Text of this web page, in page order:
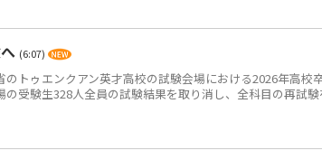
(6:07)
トゥエンクアン英才高校の試験会場における2026年高校
受験生328人全員の試験結果を取り消し、全科目の再試